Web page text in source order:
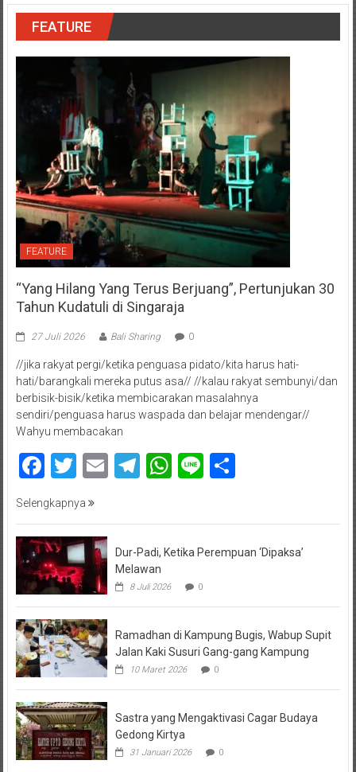
FEATURE
FEATURE
“Yang Hilang Yang Terus Berjuang”, Pertunjukan 30
Tahun Kudatuli di Singaraja
27 Juli 2026 Bali Sharing 0
//jika rakyat pergi/ketika penguasa pidato/kita harus hati-
hati/barangkali mereka putus asa// //kalau rakyat sembunyi/dan
berbisik-bisik/ketika membicarakan masalahnya
sendiri/penguasa harus waspada dan belajar mendengar//
Wahyu membacakan
Facebook
Twitter
EmailTelegram
WhatsApp
LineShare
Selengkapnya
Dur-Padi, Ketika Perempuan ‘Dipaksa’
Melawan
8 Juli 2026 0
Ramadhan di Kampung Bugis, Wabup Supit
Jalan Kaki Susuri Gang-gang Kampung
10 Maret 2026 0
Sastra yang Mengaktivasi Cagar Budaya
Gedong Kirtya
31 Januari 2026 0